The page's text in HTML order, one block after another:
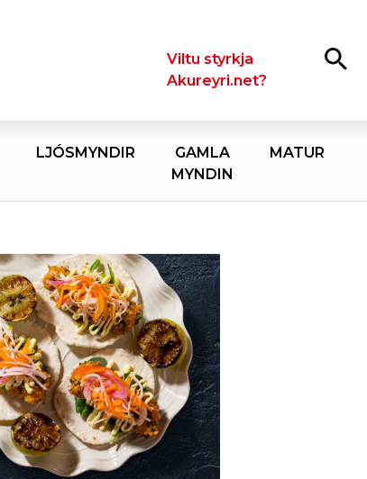
LeitaViltu styrkja
Akureyri.net?
LJÓSMYNDIR
GAMLA
MYNDIN
MATUR